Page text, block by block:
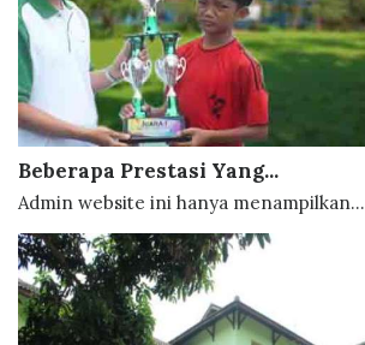
Beberapa Prestasi Yang...
Admin website ini hanya menampilkan...